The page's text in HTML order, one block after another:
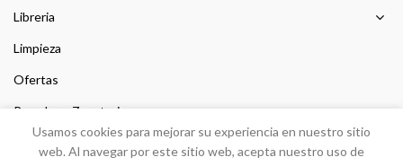
Libreria
Limpieza
Ofertas
Prendas y Zapateria
Usamos cookies para mejorar su experiencia en nuestro sitio
web. Al navegar por este sitio web, acepta nuestro uso de